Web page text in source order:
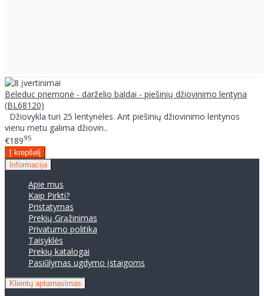
Beleduc priemonė - darželio baldai - piešinių džiovinimo lentyna
(BL68120)
Džiovykla turi 25 lentynėles. Ant piešinių džiovinimo lentynos
vienu metu galima džiovin..
€18995
Informacija
Apie mus
Kaip Pirkti?
Pristatymas
Prekių Grąžinimas
Privatumo politika
Taisyklės
Prekių katalogai
Pasiūlymas ugdymo įstaigoms
Klientų aptarnavimas